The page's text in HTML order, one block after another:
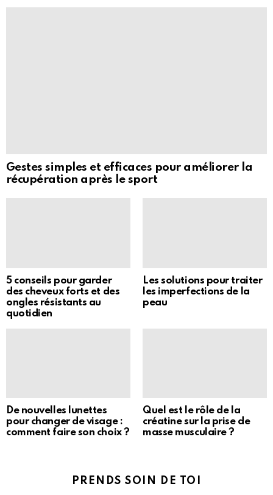
Gestes simples et efficaces pour améliorer la
récupération après le sport
5 conseils pour garder
des cheveux forts et des
ongles résistants au
quotidien
Les solutions pour traiter
les imperfections de la
peau
De nouvelles lunettes
pour changer de visage :
comment faire son choix ?
Quel est le rôle de la
créatine sur la prise de
masse musculaire ?
PRENDS SOIN DE TOI